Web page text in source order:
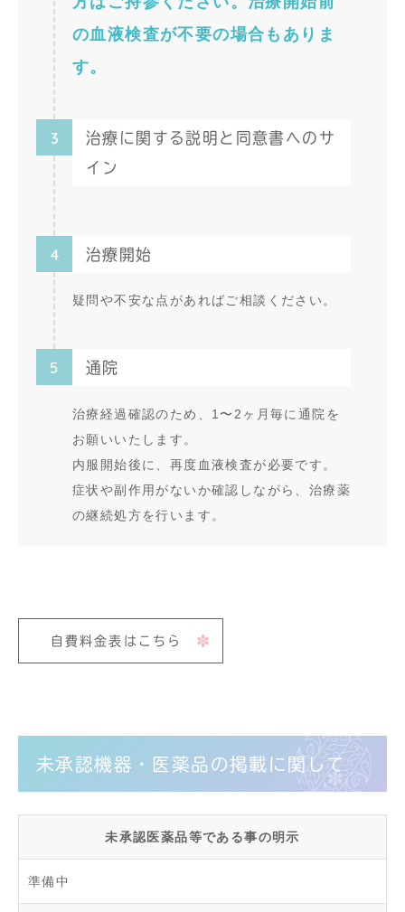
の血液検査が不要の場合もありま
す。
3
治療に関する説明と同意書へのサ
イン
4 治療開始
疑問や不安な点があればご相談ください。
5 通院
治療経過確認のため、1〜2ヶ月毎に通院を
お願いいたします。
内服開始後に、再度血液検査が必要です。
症状や副作用がないか確認しながら、治療薬
の継続処方を行います。
自費料金表はこちら
未承認機器・医薬品の掲載に関して
未承認医薬品等である事の明示
準備中